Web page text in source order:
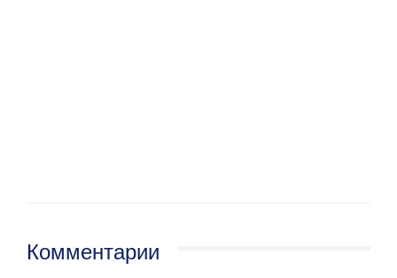
Комментарии